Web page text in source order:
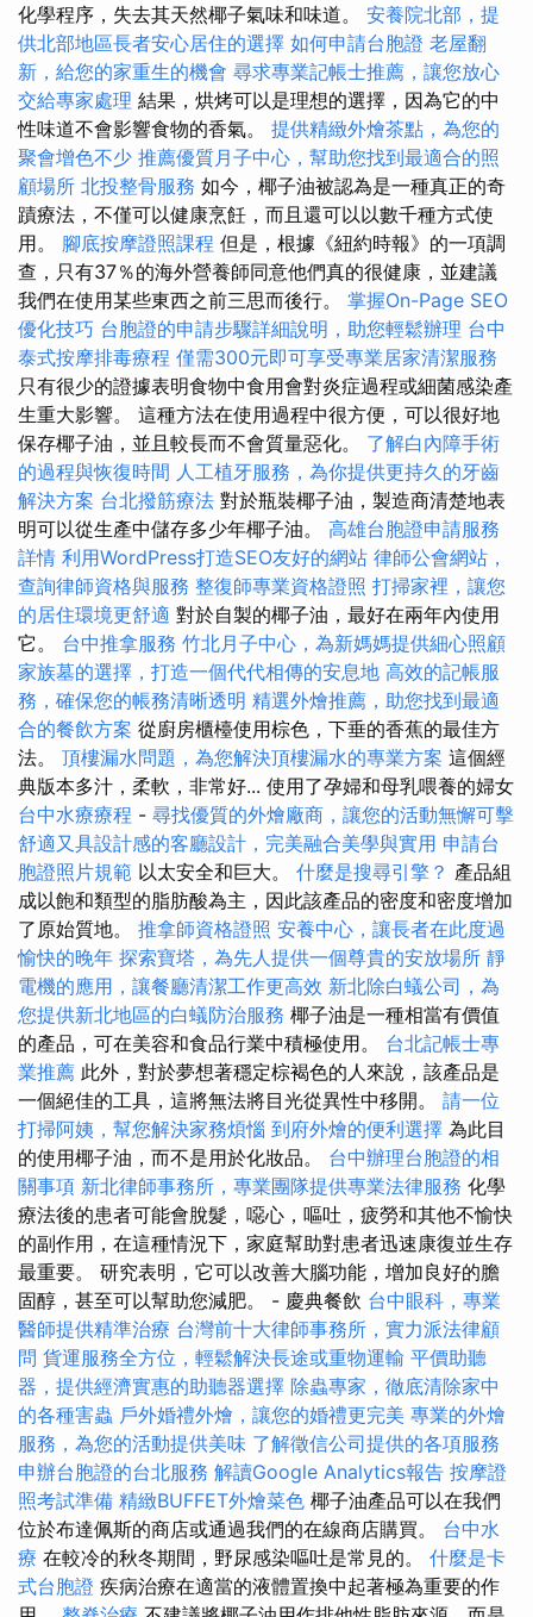
化學程序，失去其天然椰子氣味和味道。 安養院北部，提
供北部地區長者安心居住的選擇 如何申請台胞證 老屋翻
新，給您的家重生的機會 尋求專業記帳士推薦，讓您放心
交給專家處理 結果，烘烤可以是理想的選擇，因為它的中
性味道不會影響食物的香氣。 提供精緻外燴茶點，為您的
聚會增色不少 推薦優質月子中心，幫助您找到最適合的照
顧場所 北投整骨服務 如今，椰子油被認為是一種真正的奇
蹟療法，不僅可以健康烹飪，而且還可以以數千種方式使
用。 腳底按摩證照課程 但是，根據《紐約時報》的一項調
查，只有37％的海外營養師同意他們真的很健康，並建議
我們在使用某些東西之前三思而後行。 掌握On-Page SEO
優化技巧 台胞證的申請步驟詳細說明，助您輕鬆辦理 台中
泰式按摩排毒療程 僅需300元即可享受專業居家清潔服務
只有很少的證據表明食物中食用會對炎症過程或細菌感染產
生重大影響。 這種方法在使用過程中很方便，可以很好地
保存椰子油，並且較長而不會質量惡化。 了解白內障手術
的過程與恢復時間 人工植牙服務，為你提供更持久的牙齒
解決方案 台北撥筋療法 對於瓶裝椰子油，製造商清楚地表
明可以從生產中儲存多少年椰子油。 高雄台胞證申請服務
詳情 利用WordPress打造SEO友好的網站 律師公會網站，
查詢律師資格與服務 整復師專業資格證照 打掃家裡，讓您
的居住環境更舒適 對於自製的椰子油，最好在兩年內使用
它。 台中推拿服務 竹北月子中心，為新媽媽提供細心照顧
家族墓的選擇，打造一個代代相傳的安息地 高效的記帳服
務，確保您的帳務清晰透明 精選外燴推薦，助您找到最適
合的餐飲方案 從廚房櫃檯使用棕色，下垂的香蕉的最佳方
法。 頂樓漏水問題，為您解決頂樓漏水的專業方案 這個經
典版本多汁，柔軟，非常好... 使用了孕婦和母乳喂養的婦女
台中水療療程 - 尋找優質的外燴廠商，讓您的活動無懈可擊
舒適又具設計感的客廳設計，完美融合美學與實用 申請台
胞證照片規範 以太安全和巨大。 什麼是搜尋引擎？ 產品組
成以飽和類型的脂肪酸為主，因此該產品的密度和密度增加
了原始質地。 推拿師資格證照 安養中心，讓長者在此度過
愉快的晚年 探索寶塔，為先人提供一個尊貴的安放場所 靜
電機的應用，讓餐廳清潔工作更高效 新北除白蟻公司，為
您提供新北地區的白蟻防治服務 椰子油是一種相當有價值
的產品，可在美容和食品行業中積極使用。 台北記帳士專
業推薦 此外，對於夢想著穩定棕褐色的人來說，該產品是
一個絕佳的工具，這將無法將目光從異性中移開。 請一位
打掃阿姨，幫您解決家務煩惱 到府外燴的便利選擇 為此目
的使用椰子油，而不是用於化妝品。 台中辦理台胞證的相
關事項 新北律師事務所，專業團隊提供專業法律服務 化學
療法後的患者可能會脫髮，噁心，嘔吐，疲勞和其他不愉快
的副作用，在這種情況下，家庭幫助對患者迅速康復並生存
最重要。 研究表明，它可以改善大腦功能，增加良好的膽
固醇，甚至可以幫助您減肥。 - 慶典餐飲 台中眼科，專業
醫師提供精準治療 台灣前十大律師事務所，實力派法律顧
問 貨運服務全方位，輕鬆解決長途或重物運輸 平價助聽
器，提供經濟實惠的助聽器選擇 除蟲專家，徹底清除家中
的各種害蟲 戶外婚禮外燴，讓您的婚禮更完美 專業的外燴
服務，為您的活動提供美味 了解徵信公司提供的各項服務
申辦台胞證的台北服務 解讀Google Analytics報告 按摩證
照考試準備 精緻BUFFET外燴菜色 椰子油產品可以在我們
位於布達佩斯的商店或通過我們的在線商店購買。 台中水
療 在較冷的秋冬期間，野尿感染嘔吐是常見的。 什麼是卡
式台胞證 疾病治療在適當的液體置換中起著極為重要的作